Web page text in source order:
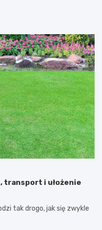
transport i ułożenie
tak drogo, jak się zwykle